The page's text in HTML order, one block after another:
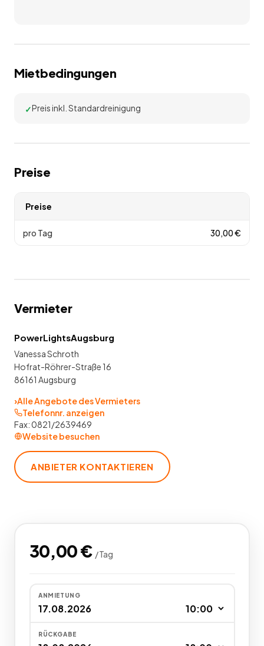
Mietbedingungen
Preis inkl. Standardreinigung
Preise
Preise
pro Tag 30,00€
Vermieter
PowerLightsAugsburg
Vanessa Schroth
Hofrat-Röhrer-Straße 16
86161 Augsburg
›Alle Angebote des Vermieters
Telefonnr. anzeigen
Fax:0821/2639469
Website besuchen
ANBIETER KONTAKTIEREN
30,00€ /Tag
ANMIETUNG
RÜCKGABE